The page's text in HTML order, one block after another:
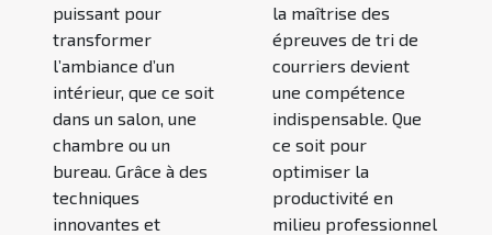
puissant pour
transformer
l’ambiance d’un
intérieur, que ce soit
dans un salon, une
chambre ou un
bureau. Grâce à des
techniques
innovantes et
la maîtrise des
épreuves de tri de
courriers devient
une compétence
indispensable. Que
ce soit pour
optimiser la
productivité en
milieu professionnel